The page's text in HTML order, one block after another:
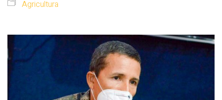
Agricultura